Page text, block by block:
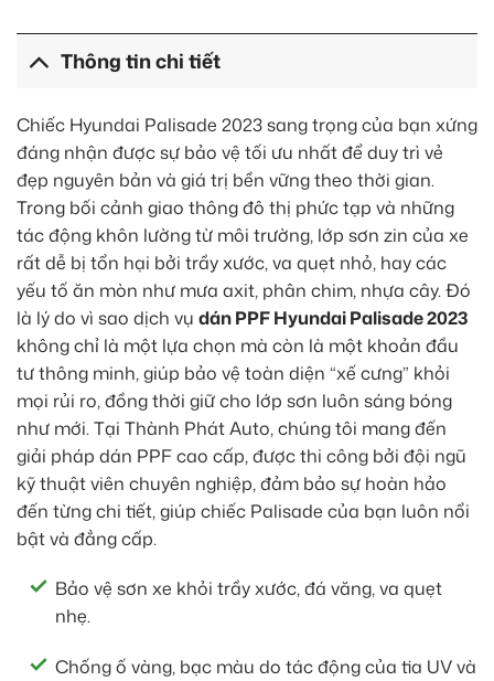
Thông tin chi tiết
Chiếc Hyundai Palisade 2023 sang trọng của bạn xứng
đáng nhận được sự bảo vệ tối ưu nhất để duy trì vẻ
đẹp nguyên bản và giá trị bền vững theo thời gian.
Trong bối cảnh giao thông đô thị phức tạp và những
tác động khôn lường từ môi trường, lớp sơn zin của xe
rất dễ bị tổn hại bởi trầy xước, va quẹt nhỏ, hay các
yếu tố ăn mòn như mưa axit, phân chim, nhựa cây. Đó
là lý do vì sao dịch vụ dán PPF Hyundai Palisade 2023
không chỉ là một lựa chọn mà còn là một khoản đầu
tư thông minh, giúp bảo vệ toàn diện “xế cưng” khỏi
mọi rủi ro, đồng thời giữ cho lớp sơn luôn sáng bóng
như mới. Tại Thành Phát Auto, chúng tôi mang đến
giải pháp dán PPF cao cấp, được thi công bởi đội ngũ
kỹ thuật viên chuyên nghiệp, đảm bảo sự hoàn hảo
đến từng chi tiết, giúp chiếc Palisade của bạn luôn nổi
bật và đẳng cấp.
Bảo vệ sơn xe khỏi trầy xước, đá văng, va quẹt
nhẹ.
Chống ố vàng, bạc màu do tác động của tia UV và